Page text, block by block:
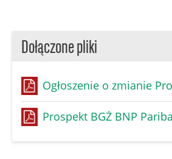
Dołączone pliki
Ogłoszenie o zmianie
Prospekt BGŻ BNP